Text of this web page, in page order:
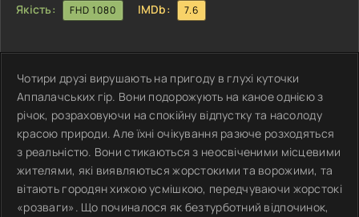
Якість:
FHD 1080 IMDb: 7.6
Чотири друзі вирушають на пригоду в глухі куточки
Аппалачських гір. Вони подорожують на каное однією з
річок, розраховуючи на спокійну відпустку та насолоду
красою природи. Але їхні очікування разюче розходяться
з реальністю. Вони стикаються з неосвіченими місцевими
жителями, які виявляються жорстокими та ворожими, та
вітають городян хижою усмішкою, передчуваючи жорстокі
«розваги». Що починалося як безтурботний відпочинок,